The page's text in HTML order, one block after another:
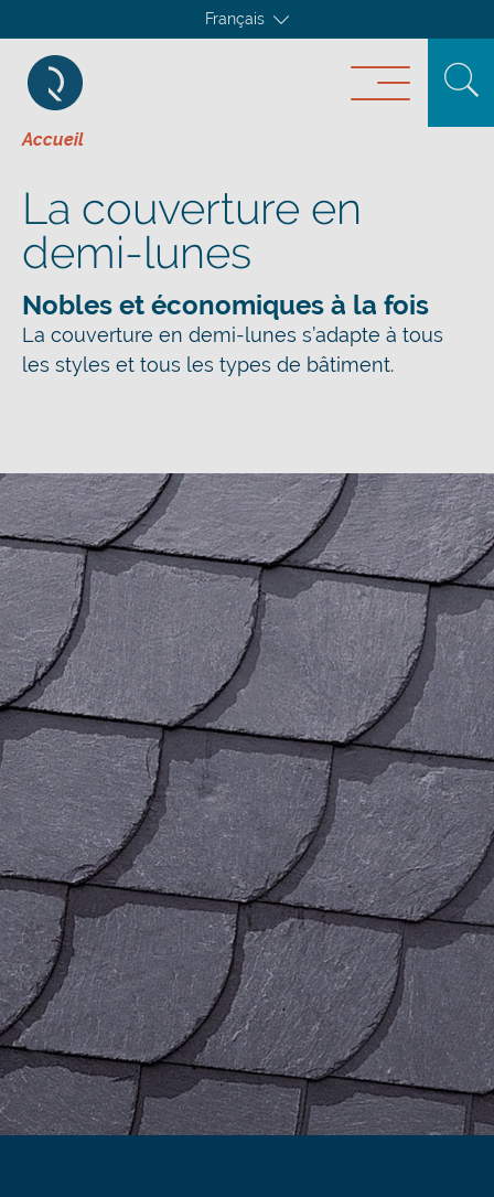
Français
Accueil
La couverture en
demi-lunes
Nobles et économiques à la fois
La couverture en demi-lunes s’adapte à tous
les styles et tous les types de bâtiment.